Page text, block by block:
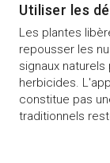
Utiliser les
Les plantes
repousser les
signaux
herbicides.
constitue pas
traditionnels